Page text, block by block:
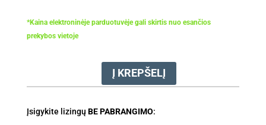
*Kaina elektroninėje parduotuvėje gali skirtis nuo esančios
prekybos vietoje
produkto
Akum.
Į KREPŠELĮ
Įsigykite lizingų BE PABRANGIMO: